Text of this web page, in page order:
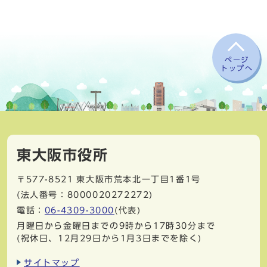
ページ
トップへ
東大阪市役所
〒577-8521
東大阪市荒本北一丁目1番1号
(法人番号：8000020272272)
電話： 06-4309-3000 (代表)
月曜日から金曜日までの9時から17時30分まで
(祝休日、12月29日から1月3日までを除く)
サイトマップ